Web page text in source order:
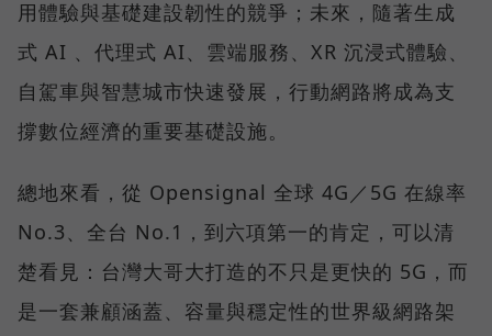
用體驗與基礎建設韌性的競爭；未來，隨著生成
式 AI 、代理式 AI、雲端服務、XR 沉浸式體驗、
自駕車與智慧城市快速發展，行動網路將成為支
撐數位經濟的重要基礎設施。
總地來看，從 Opensignal 全球 4G／5G 在線率
No.3、全台 No.1，到六項第一的肯定，可以清
楚看見：台灣大哥大打造的不只是更快的 5G，而
是一套兼顧涵蓋、容量與穩定性的世界級網路架